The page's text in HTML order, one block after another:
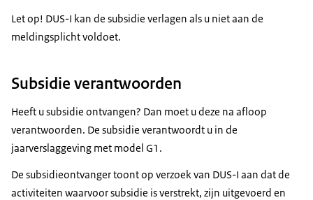
Let op! DUS-I kan de subsidie verlagen als u niet aan de
meldingsplicht voldoet.
Subsidie verantwoorden
Heeft u subsidie ontvangen? Dan moet u deze na afloop
verantwoorden. De subsidie verantwoordt u in de
jaarverslaggeving met model G1.
De subsidieontvanger toont op verzoek van DUS-I aan dat de
activiteiten waarvoor subsidie is verstrekt, zijn uitgevoerd en